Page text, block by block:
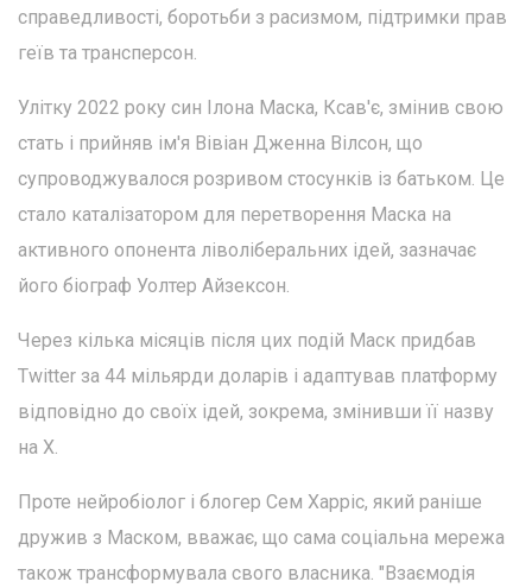
справедливості, боротьби з расизмом, підтримки прав
геїв та трансперсон.
Улітку 2022 року син Ілона Маска, Ксав'є, змінив свою
стать і прийняв ім'я Вівіан Дженна Вілсон, що
супроводжувалося розривом стосунків із батьком. Це
стало каталізатором для перетворення Маска на
активного опонента ліволіберальних ідей, зазначає
його біограф Уолтер Айзексон.
Через кілька місяців після цих подій Маск придбав
Twitter за 44 мільярди доларів і адаптував платформу
відповідно до своїх ідей, зокрема, змінивши її назву
на Х.
Проте нейробіолог і блогер Сем Харріс, який раніше
дружив з Маском, вважає, що сама соціальна мережа
також трансформувала свого власника. "Взаємодія